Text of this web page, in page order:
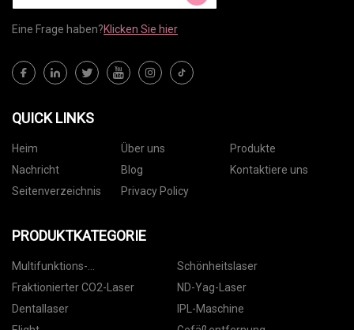
Eine Frage haben?Klicken Sie hier
QUICK LINKS
Heim Über uns
Produkte
Nachricht
Blog
Kontaktiere uns
Seitenverzeichnis
Privacy Policy
PRODUKTKATEGORIE
Multifunktions-
Schönheitsmaschine
Schönheitslaser
Fraktionierter CO2-Laser
ND-Yag-Laser
Dentallaser
IPL-Maschine